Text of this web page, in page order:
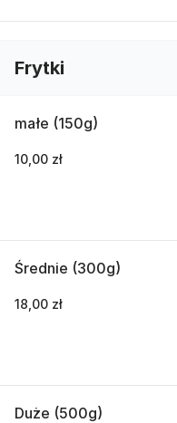
Frytki
małe (150g)
10,00 zł
Średnie (300g)
18,00 zł
Duże (500g)